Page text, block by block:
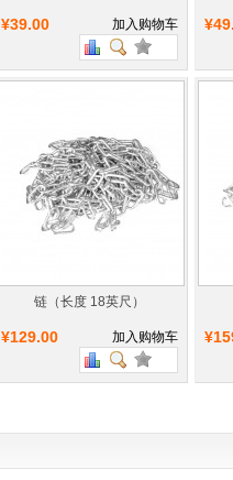
¥39.00 加入购物车
链（长度 18英尺）
¥129.00 加入购物车